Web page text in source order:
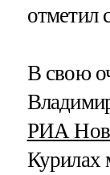
отметил
В свою
РИА
Курилах